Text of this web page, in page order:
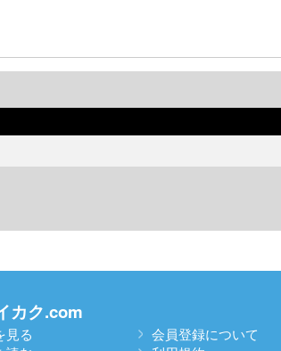
カク.com
見る
会員登録について